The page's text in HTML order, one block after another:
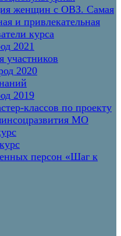
женщин с ОВЗ. Самая
и привлекательная
курса
2021
участников
2020
2019
классов по проекту
МО
персон «Шаг к